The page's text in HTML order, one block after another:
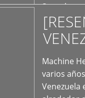
Store los
Machine
varios
Venezuela